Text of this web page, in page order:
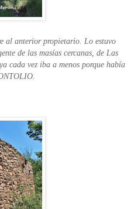
al anterior propietario. Lo estuvo
de las masías cercanas, de Las
cada vez iba a menos porque había